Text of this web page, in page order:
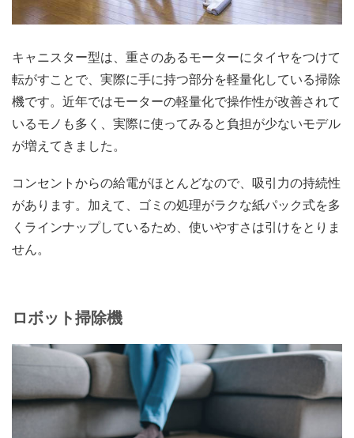
キャニスター型は、重さのあるモーターにタイヤをつけて
転がすことで、実際に手に持つ部分を軽量化している掃除
機です。近年ではモーターの軽量化で操作性が改善されて
いるモノも多く、実際に使ってみると負担が少ないモデル
が増えてきました。
コンセントからの給電がほとんどなので、吸引力の持続性
があります。加えて、ゴミの処理がラクな紙パック式を多
くラインナップしているため、使いやすさは引けをとりま
せん。
ロボット掃除機